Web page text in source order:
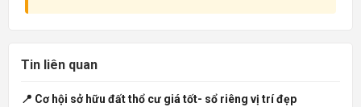
Tin liên quan
📍 Cơ hội sở hữu đất thổ cư giá tốt- sổ riêng vị trí đẹp